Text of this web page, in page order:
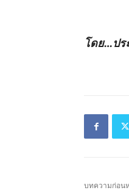
โดย…ปร
บทความก่อน